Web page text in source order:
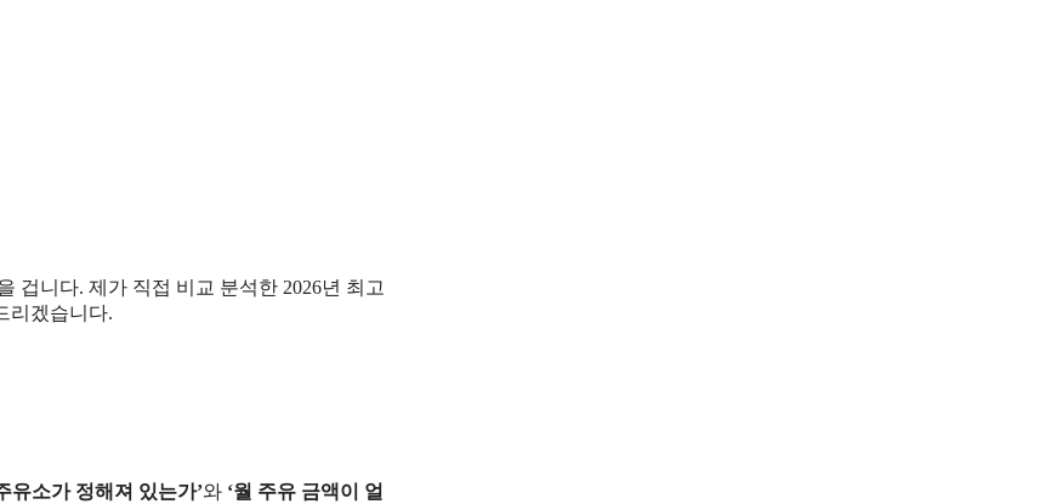
겁니다. 제가 직접 비교 분석한 2026년 최고
리겠습니다.
유소가 정해져 있는가’와 ‘월 주유 금액이 얼